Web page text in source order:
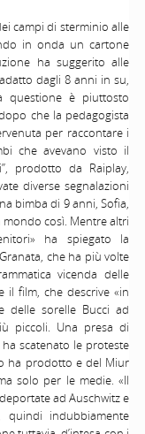
campi di sterminio alle
in onda un cartone
ha suggerito alle
dagli 8 anni in su,
questione è piuttosto
che la pedagogista
per raccontare i
che avevano visto il
prodotto da Raiplay,
diverse segnalazioni
bimba di 9 anni, Sofia,
così. Mentre altri
ha spiegato la
che ha più volte
vicenda delle
il film, che descrive «in
delle sorelle Bucci ad
piccoli. Una presa di
scatenato le proteste
ha prodotto e del Miur
solo per le medie. «Il
ad Auschwitz e
quindi indubbiamente